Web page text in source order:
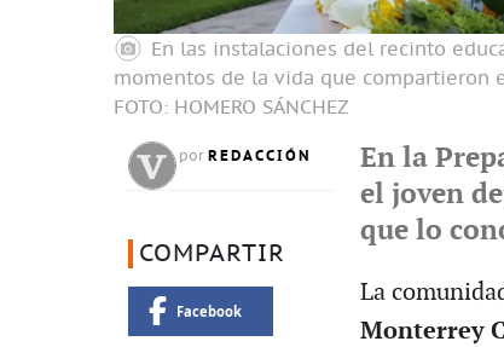
En las instalaciones del recinto
momentos de la vida que compartieron
FOTO: HOMERO SÁNCHEZ
por REDACCIÓN
COMPARTIR
Facebook
En la
el joven
que lo
La
Monterrey